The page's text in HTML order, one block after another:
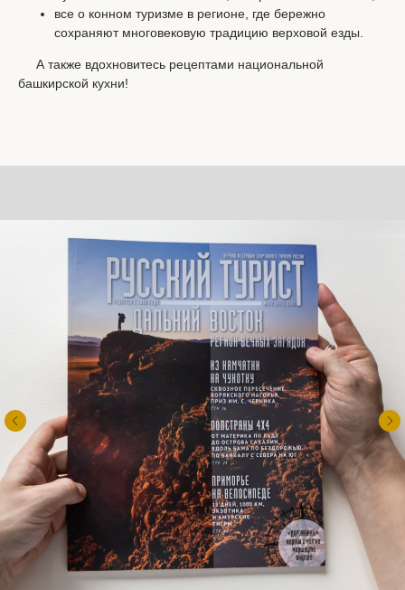
все о конном туризме в регионе, где бережно
сохраняют многовековую традицию верховой езды.
⠀⠀А также вдохновитесь рецептами национальной
башкирской кухни!